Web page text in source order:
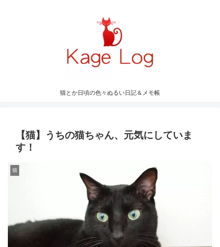
猫とか日頃の色々ぬるい日記＆メモ帳
【猫】うちの猫ちゃん、元気にしていま
す！
猫